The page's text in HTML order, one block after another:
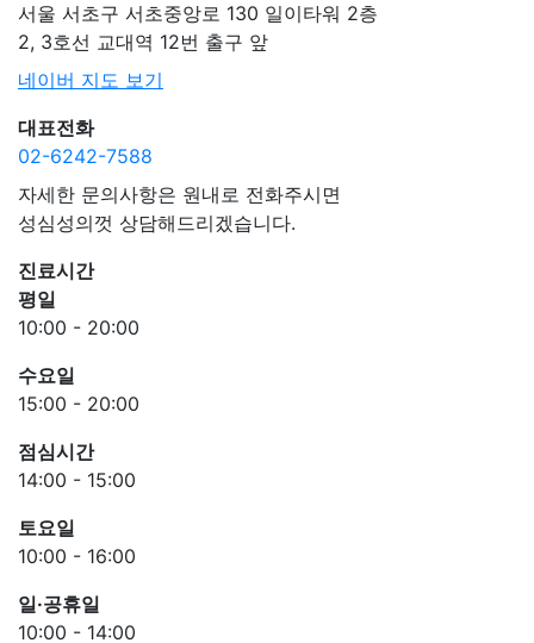
서울 서초구 서초중앙로 130 일이타워 2층
2, 3호선 교대역 12번 출구 앞
네이버 지도 보기
대표전화
02-6242-7588
자세한 문의사항은 원내로 전화주시면
성심성의껏 상담해드리겠습니다.
진료시간
평일
10:00 - 20:00
수요일
15:00 - 20:00
점심시간
14:00 - 15:00
토요일
10:00 - 16:00
일·공휴일
10:00 - 14:00